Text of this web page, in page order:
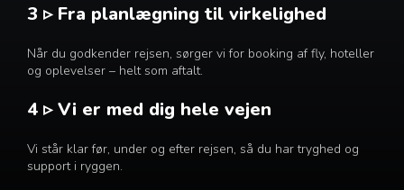
3 ▹ Fra planlægning til virkelighed
Når du godkender rejsen, sørger vi for booking af fly, hoteller
og oplevelser – helt som aftalt.
4 ▹ Vi er med dig hele vejen
Vi står klar før, under og efter rejsen, så du har tryghed og
support i ryggen.